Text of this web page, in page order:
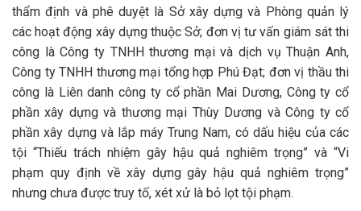
thẩm định và phê duyệt là Sở xây dựng và Phòng quản lý
các hoạt động xây dựng thuộc Sở; đơn vị tư vấn giám sát thi
công là Công ty TNHH thương mại và dịch vụ Thuận Anh,
Công ty TNHH thương mại tổng hợp Phú Đạt; đơn vị thầu thi
công là Liên danh công ty cổ phần Mai Dương, Công ty cổ
phần xây dựng và thương mại Thùy Dương và Công ty cổ
phần xây dựng và lắp máy Trung Nam, có dấu hiệu của các
tội “Thiếu trách nhiệm gây hậu quả nghiêm trọng” và “Vi
phạm quy định về xây dựng gây hậu quả nghiêm trọng”
nhưng chưa được truy tố, xét xử là bỏ lọt tội phạm.